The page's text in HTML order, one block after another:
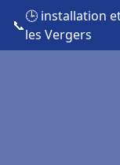
📞
🕒 installation
les Vergers